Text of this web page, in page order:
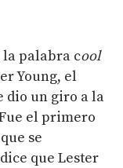
palabra cool
Young, el
dio un giro a la
el primero
se
que Lester